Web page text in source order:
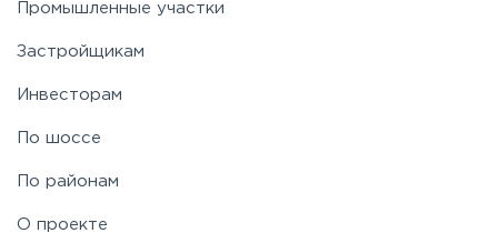
Рогачёвское
Промышленные участки
Застройщикам
Инвесторам
По шоссе
По районам
О проекте